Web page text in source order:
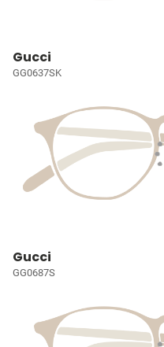
Gucci
GG0637SK
Gucci
GG0687S